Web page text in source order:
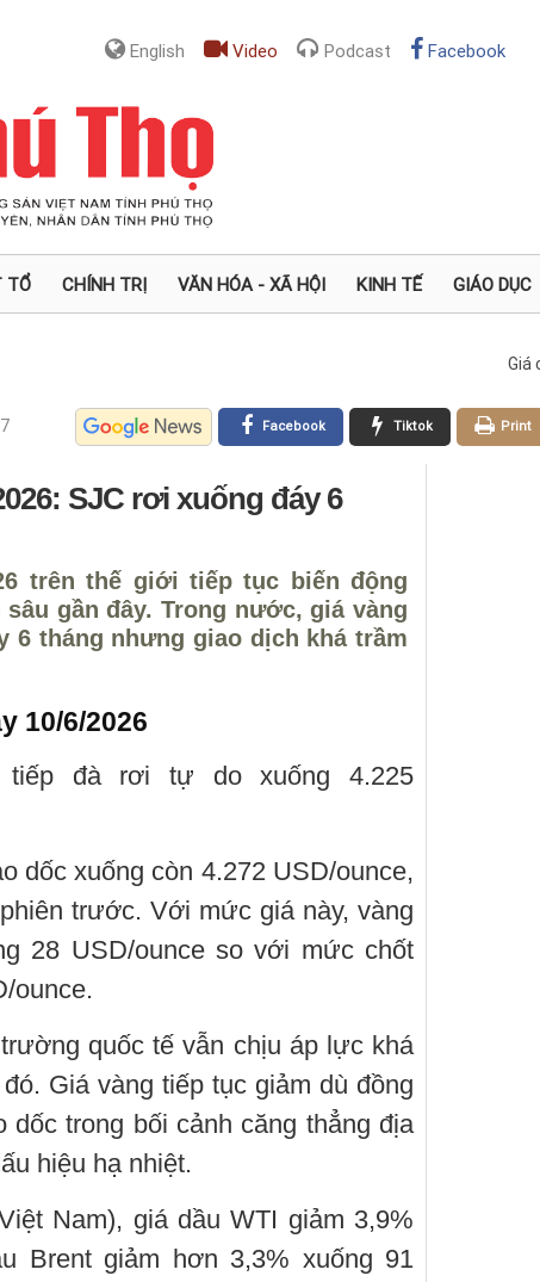
English Video Podcast Facebook
TỔ CHÍNH TRỊ VĂN HÓA - XÃ HỘI KINH TẾ GIÁO DỤC
Giá
Print
Tiktok
Facebook
SJC rơi xuống đáy 6
trên thế giới tiếp tục biến động
gần đây. Trong nước, giá vàng
6 tháng nhưng giao dịch khá trầm
10/6/2026
tiếp đà rơi tự do xuống 4.225
dốc xuống còn 4.272 USD/ounce,
trước. Với mức giá này, vàng
28 USD/ounce so với mức chốt
ounce.
quốc tế vẫn chịu áp lực khá
Giá vàng tiếp tục giảm dù đồng
dốc trong bối cảnh căng thẳng địa
hiệu hạ nhiệt.
Nam), giá dầu WTI giảm 3,9%
Brent giảm hơn 3,3% xuống 91